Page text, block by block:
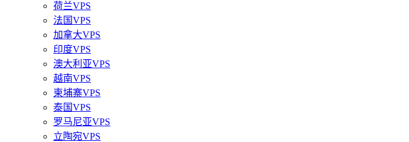
荷兰VPS
法国VPS
加拿大VPS
印度VPS
澳大利亚VPS
越南VPS
柬埔寨VPS
泰国VPS
罗马尼亚VPS
立陶宛VPS